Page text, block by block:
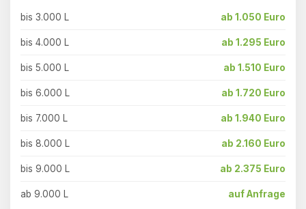
bis 3.000 L ab 1.050 Euro
bis 4.000 L ab 1.295 Euro
bis 5.000 L ab 1.510 Euro
bis 6.000 L ab 1.720 Euro
bis 7.000 L ab 1.940 Euro
bis 8.000 L ab 2.160 Euro
bis 9.000 L ab 2.375 Euro
ab 9.000 L auf Anfrage